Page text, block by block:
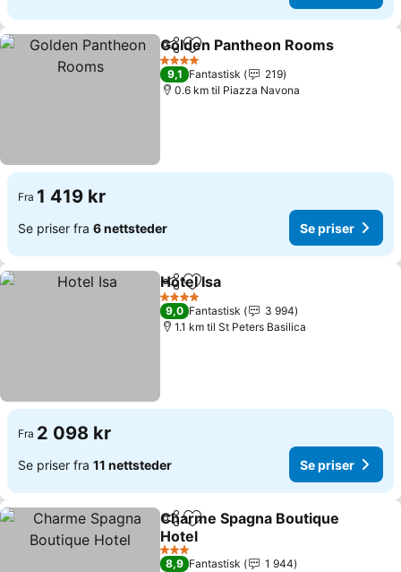
Del Legg til i favoritter
Golden Pantheon Rooms
4 Stjerner
9,1 Fantastisk
219
0.6 km til Piazza Navona
Fra 1 419 kr
Se priser fra 6 nettsteder Se priser
Del Legg til i favoritter
Hotel Isa
4 Stjerner
9,0 Fantastisk
3 994
1.1 km til St Peters Basilica
Fra 2 098 kr
Se priser fra 11 nettsteder Se priser
Del Legg til i favoritter
Charme Spagna Boutique
Hotel
Se priser
3 Stjerner
8,9 Fantastisk
1 944